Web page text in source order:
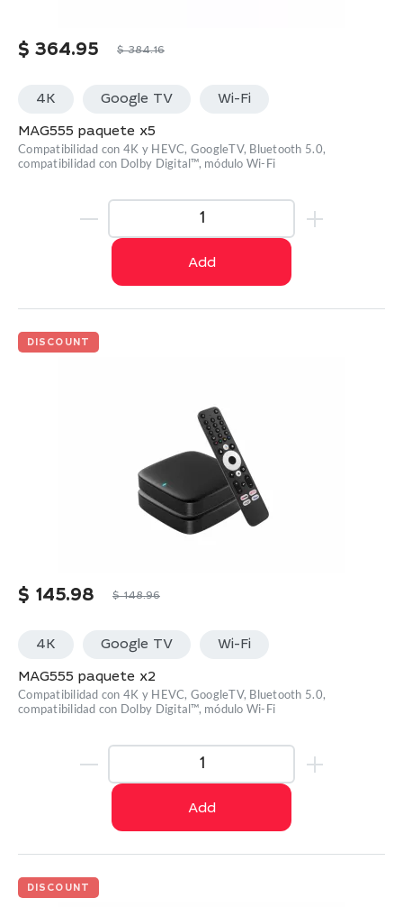
$ 364.95 $384.16
4K Google TV Wi-Fi
MAG555 paquete x5
Compatibilidad con 4K y HEVC, GoogleTV, Bluetooth 5.0,
compatibilidad con Dolby Digital™, módulo Wi-Fi
Add
DISCOUNT
$ 145.98 $148.96
4K Google TV Wi-Fi
MAG555 paquete x2
Compatibilidad con 4K y HEVC, GoogleTV, Bluetooth 5.0,
compatibilidad con Dolby Digital™, módulo Wi-Fi
Add
DISCOUNT